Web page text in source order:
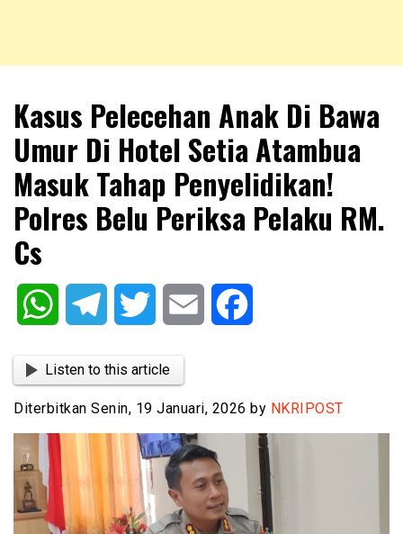
NKRIPOST
Kasus Pelecehan Anak Di Bawa
Umur Di Hotel Setia Atambua
Masuk Tahap Penyelidikan!
Polres Belu Periksa Pelaku RM.
Cs
WhatsAppTelegram Twitter Email
Listen to this article
Diterbitkan Senin, 19 Januari, 2026 by NKRIPOST